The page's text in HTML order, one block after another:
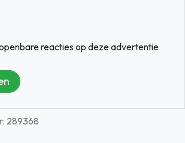
reacties op deze advertentie
289368